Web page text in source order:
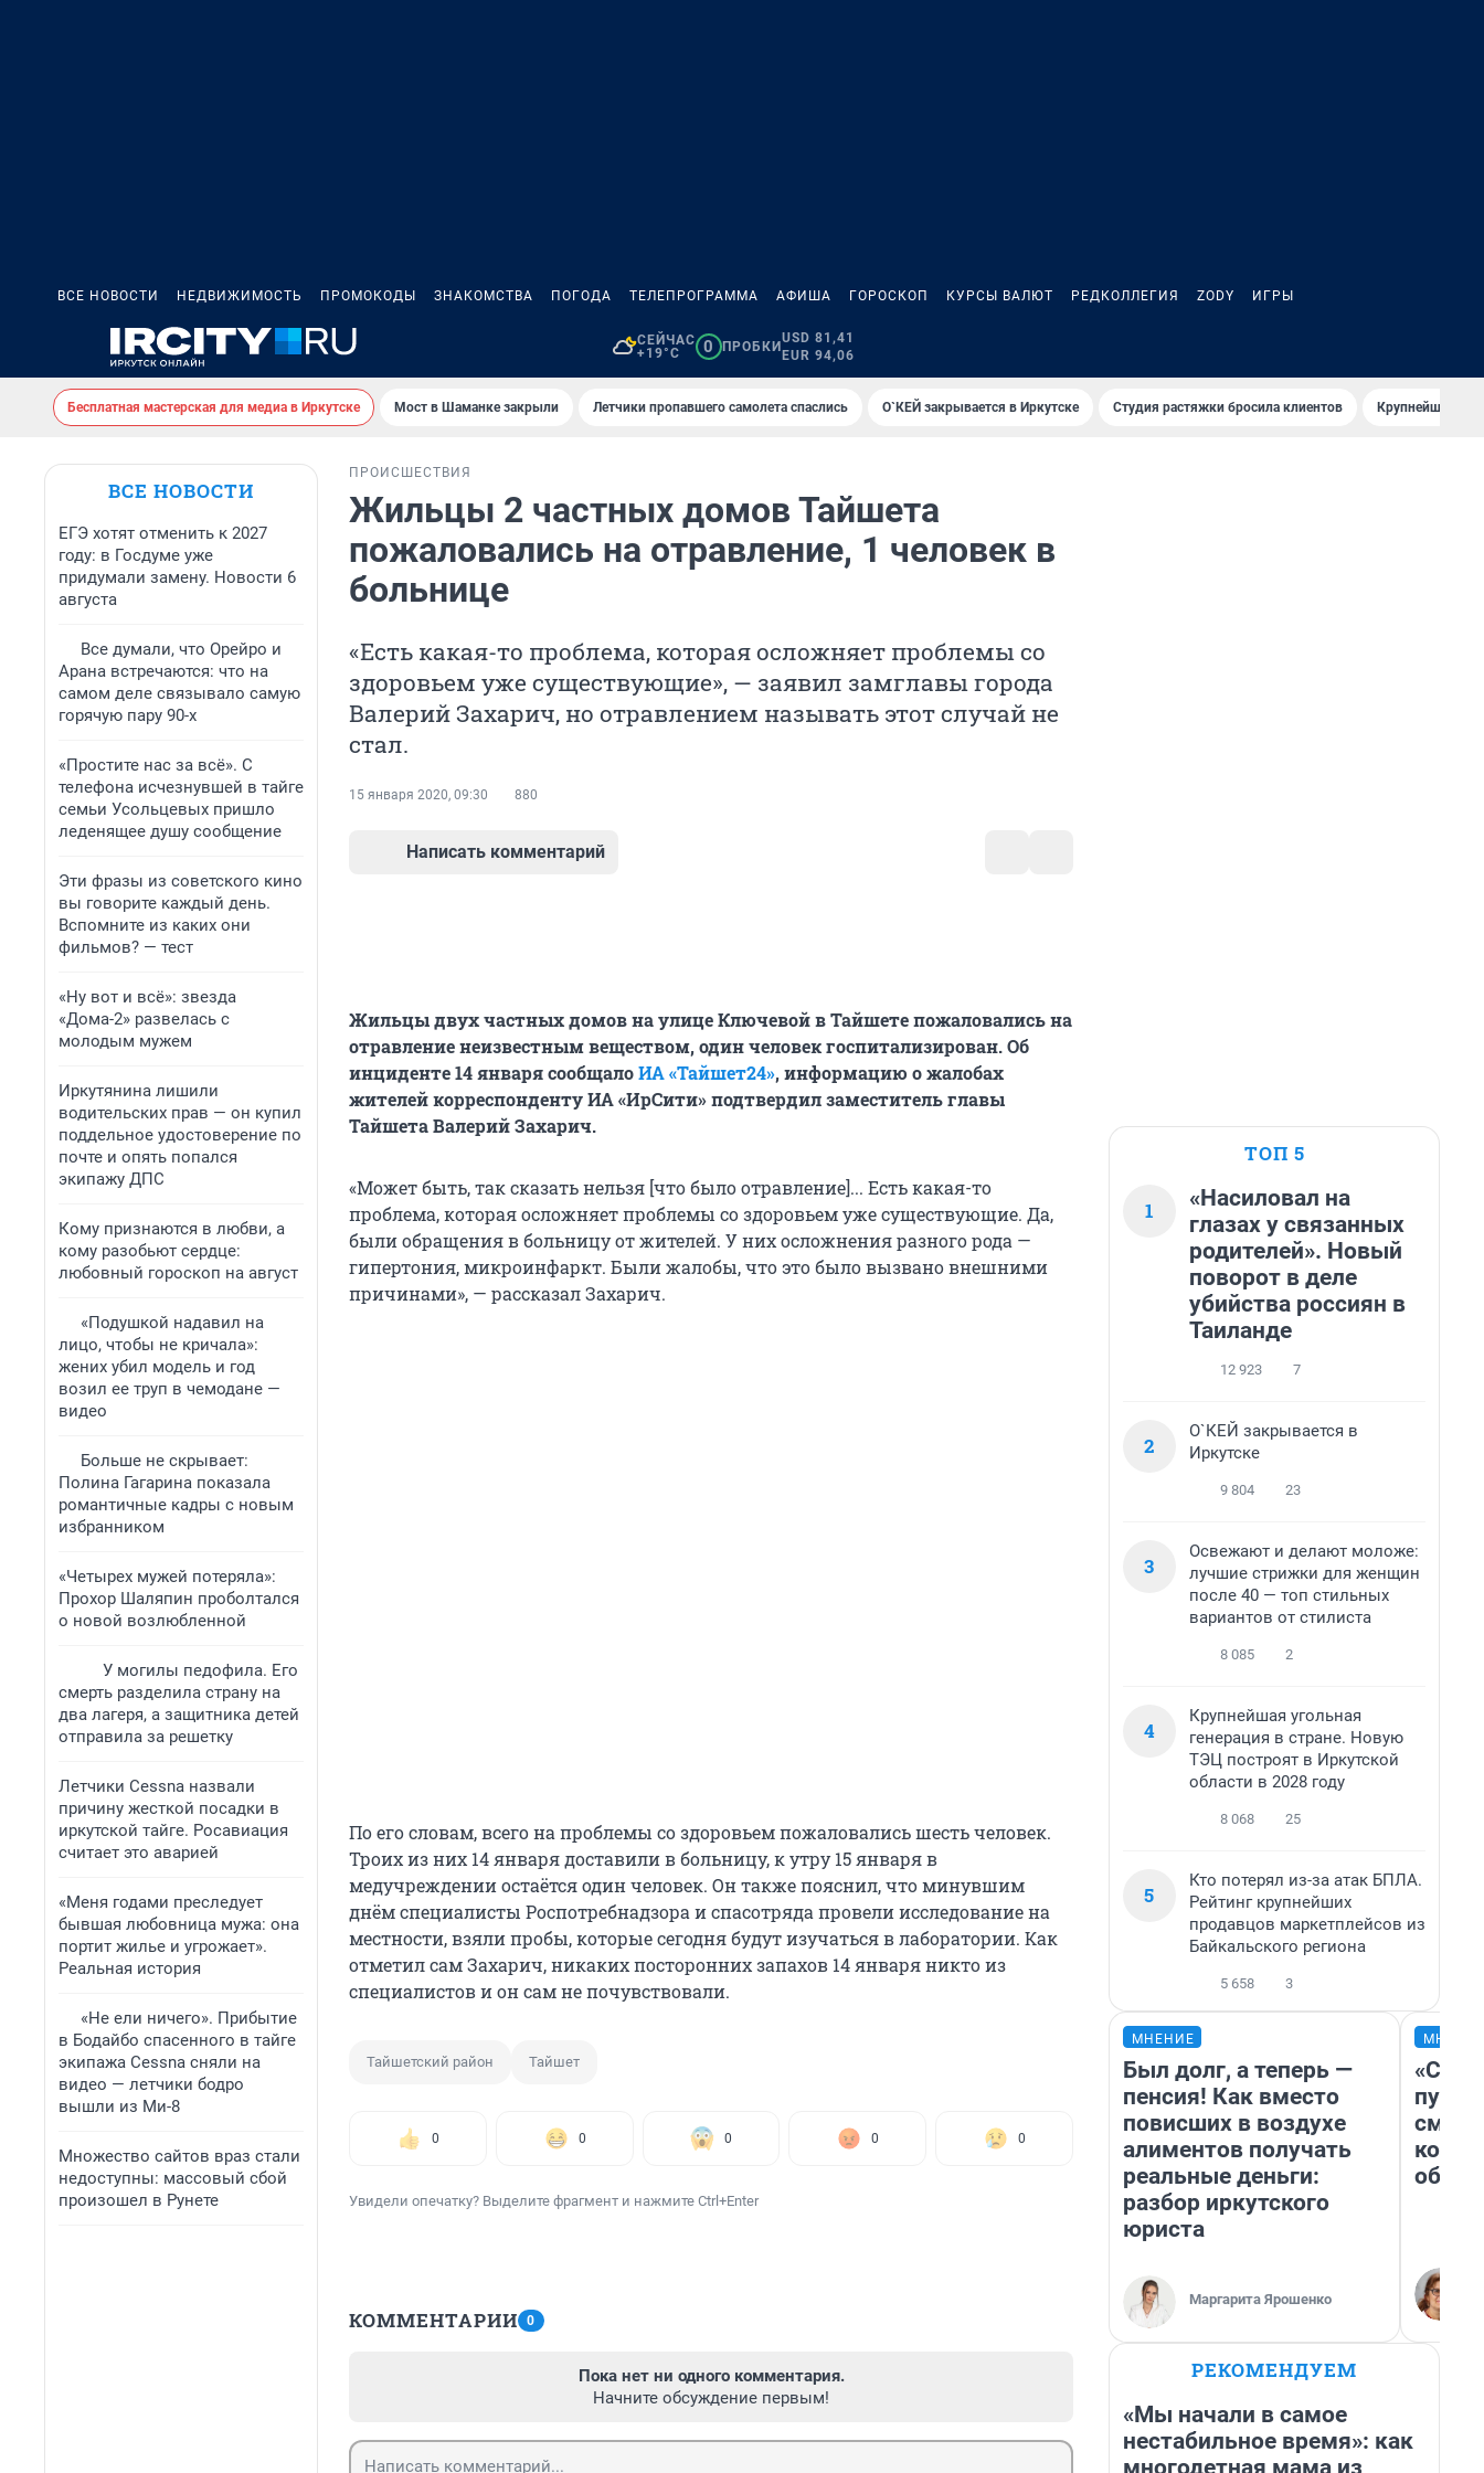
ВСЕ НОВОСТИ НЕДВИЖИМОСТЬ ПРОМОКОДЫ ЗНАКОМСТВА ПОГОДА ТЕЛЕПРОГРАММА АФИША ГОРОСКОП КУРСЫ ВАЛЮТ РЕДКОЛЛЕГИЯ ZODY ИГРЫ
СЕЙЧАС
+19°C
0 ПРОБКИ
USD 81,41
EUR 94,06
Бесплатная мастерская для медиа в Иркутске Мост в Шаманке закрыли Летчики пропавшего самолета спаслись О`КЕЙ закрывается в Иркутске Студия растяжки бросила клиентов Крупнейшие
ВСЕ НОВОСТИ
ЕГЭ хотят отменить к 2027
году: в Госдуме уже
придумали замену. Новости 6
августа
Все думали, что Орейро и
Арана встречаются: что на
самом деле связывало самую
горячую пару 90-х
«Простите нас за всё». С
телефона исчезнувшей в тайге
семьи Усольцевых пришло
леденящее душу сообщение
Эти фразы из советского кино
вы говорите каждый день.
Вспомните из каких они
фильмов? — тест
«Ну вот и всё»: звезда
«Дома-2» развелась с
молодым мужем
Иркутянина лишили
водительских прав — он купил
поддельное удостоверение по
почте и опять попался
экипажу ДПС
Кому признаются в любви, а
кому разобьют сердце:
любовный гороскоп на август
«Подушкой надавил на
лицо, чтобы не кричала»:
жених убил модель и год
возил ее труп в чемодане —
видео
Больше не скрывает:
Полина Гагарина показала
романтичные кадры с новым
избранником
«Четырех мужей потеряла»:
Прохор Шаляпин проболтался
о новой возлюбленной
У могилы педофила. Его
смерть разделила страну на
два лагеря, а защитника детей
отправила за решетку
Летчики Cessna назвали
причину жесткой посадки в
иркутской тайге. Росавиация
считает это аварией
«Меня годами преследует
бывшая любовница мужа: она
портит жилье и угрожает».
Реальная история
«Не ели ничего». Прибытие
в Бодайбо спасенного в тайге
экипажа Cessna сняли на
видео — летчики бодро
вышли из Ми-8
Множество сайтов враз стали
недоступны: массовый сбой
произошел в Рунете
ПРОИСШЕСТВИЯ
Жильцы 2 частных домов Тайшета
пожаловались на отравление, 1 человек в
больнице
«Есть какая-то проблема, которая осложняет проблемы со
здоровьем уже существующие», — заявил замглавы города
Валерий Захарич, но отравлением называть этот случай не
стал.
15 января 2020, 09:30 880
Написать комментарий
Жильцы двух частных домов на улице Ключевой в Тайшете пожаловались на
отравление неизвестным веществом, один человек госпитализирован. Об
инциденте 14 января сообщалоИА «Тайшет24», информацию о жалобах
жителей корреспонденту ИА «ИрСити» подтвердил заместитель главы
Тайшета Валерий Захарич.
«Может быть, так сказать нельзя [что было отравление]... Есть какая-то
проблема, которая осложняет проблемы со здоровьем уже существующие. Да,
были обращения в больницу от жителей. У них осложнения разного рода —
гипертония, микроинфаркт. Были жалобы, что это было вызвано внешними
причинами», — рассказал Захарич.
По его словам, всего на проблемы со здоровьем пожаловались шесть человек.
Троих из них 14 января доставили в больницу, к утру 15 января в
медучреждении остаётся один человек. Он также пояснил, что минувшим
днём специалисты Роспотребнадзора и спасотряда провели исследование на
местности, взяли пробы, которые сегодня будут изучаться в лаборатории. Как
отметил сам Захарич, никаких посторонних запахов 14 января никто из
специалистов и он сам не почувствовали.
Тайшетский район Тайшет
0 0 0 0 0
Увидели опечатку? Выделите фрагмент и нажмите Ctrl+Enter
КОММЕНТАРИИ 0
Пока нет ни одного комментария.
Начните обсуждение первым!
ТОП 5
1
«Насиловал на
глазах у связанных
родителей». Новый
поворот в деле
убийства россиян в
Таиланде
12 923 7
2
О`КЕЙ закрывается в
Иркутске
9 804 23
3
Освежают и делают моложе:
лучшие стрижки для женщин
после 40 — топ стильных
вариантов от стилиста
8 085 2
4
Крупнейшая угольная
генерация в стране. Новую
ТЭЦ построят в Иркутской
области в 2028 году
8 068 25
5
Кто потерял из-за атак БПЛА.
Рейтинг крупнейших
продавцов маркетплейсов из
Байкальского региона
5 658 3
МНЕНИЕ
Был долг, а теперь —
пенсия! Как вместо
повисших в воздухе
алиментов получать
реальные деньги:
разбор иркутского
юриста
Маргарита Ярошенко
РЕКОМЕНДУЕМ
«Мы начали в самое
нестабильное время»: как
многодетная мама из